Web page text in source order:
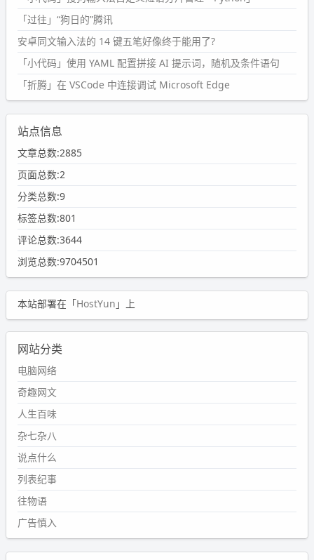
「过往」“狗日的”腾讯
安卓同文输入法的 14 键五笔好像终于能用了?
「小代码」使用 YAML 配置拼接 AI 提示词，随机及条件语句
「折腾」在 VSCode 中连接调试 Microsoft Edge
站点信息
文章总数:2885
页面总数:2
分类总数:9
标签总数:801
评论总数:3644
浏览总数:9704501
本站部署在「HostYun 」上
网站分类
电脑网络
奇趣网文
人生百味
杂七杂八
说点什么
列表纪事
往物语
广告慎入